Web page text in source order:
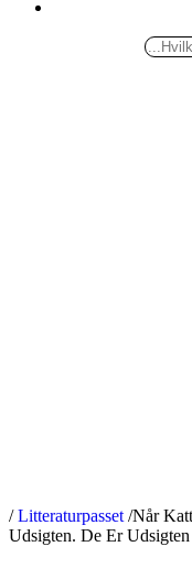
/ Litteraturpasset /Når
Udsigten. De Er